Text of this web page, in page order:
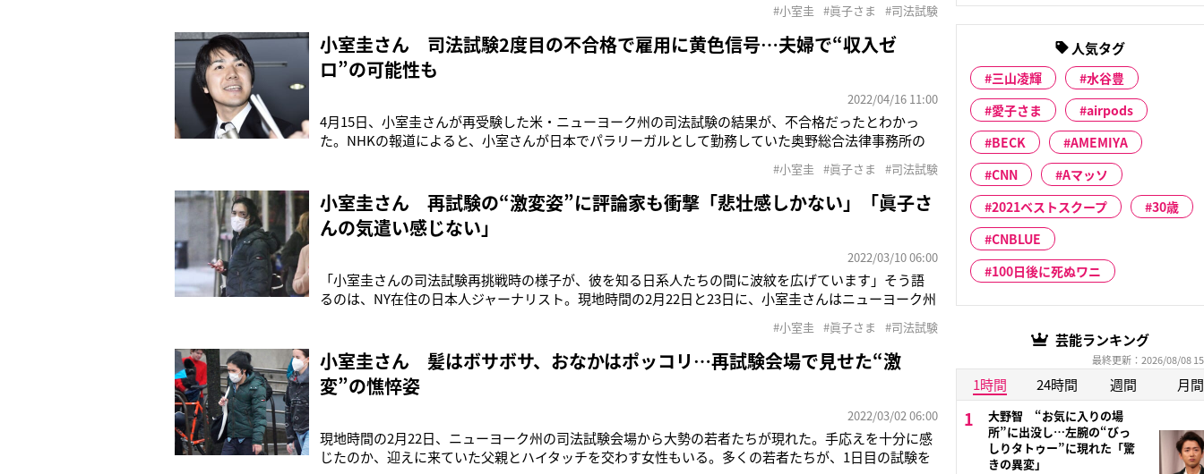
は期待を込め自宅から見送ったのだろう。合否の発表は夫妻が初の結婚記念日を迎える10月。“三度目
の正直”を果たし、自由の女神
#小室圭 #眞子さま #司法試験
小室圭さん 司法試験2度目の不合格で雇用に黄色信号…夫婦で“収入ゼ
ロ”の可能性も
2022/04/16 11:00
4月15日、小室圭さんが再受験した米・ニューヨーク州の司法試験の結果が、不合格だったとわかっ
た。NHKの報道によると、小室さんが日本でパラリーガルとして勤務していた奥野総合法律事務所の
あと5点足りなかったといい、今年7月に再々受験する意気込みを語ったと報じられている。小室さん
が眞子さんと結婚後、渡米したのは
#小室圭 #眞子さま #司法試験
小室圭さん 再試験の“激変姿”に評論家も衝撃「悲壮感しかない」「眞子さ
んの気遣い感じない」
2022/03/10 06:00
「小室圭さんの司法試験再挑戦時の様子が、彼を知る日系人たちの間に波紋を広げています」そう語
るのは、NY在住の日本人ジャーナリスト。現地時間の2月22日と23日に、小室圭さんはニューヨーク州
援している日系人たちも驚いているというのだ。日本人ジャーナリストが続ける。「“表情が暗すぎ
る。試験がうまくいかなかったので
#小室圭 #眞子さま #司法試験
小室圭さん 髪はボサボサ、おなかはポッコリ…再試験会場で見せた“激
変”の憔悴姿
2022/03/02 06:00
現地時間の2月22日、ニューヨーク州の司法試験会場から大勢の若者たちが現れた。手応えを十分に感
じたのか、迎えに来ていた父親とハイタッチを交わす女性もいる。多くの若者たちが、1日目の試験を
人気タグ
三山凌輝
水谷豊
愛子さま
airpods
BECK
AMEMIYA
CNN
Aマッソ
2021ベストスクープ
30歳
CNBLUE
100日後に死ぬワニ
芸能ランキング
最終更新：2026/08/08
1時間 24時間 週間 月間
大野智 “お気に入りの場
所”に出没し…左腕の“びっ
しりタトゥー”に現れた「驚
きの異変」